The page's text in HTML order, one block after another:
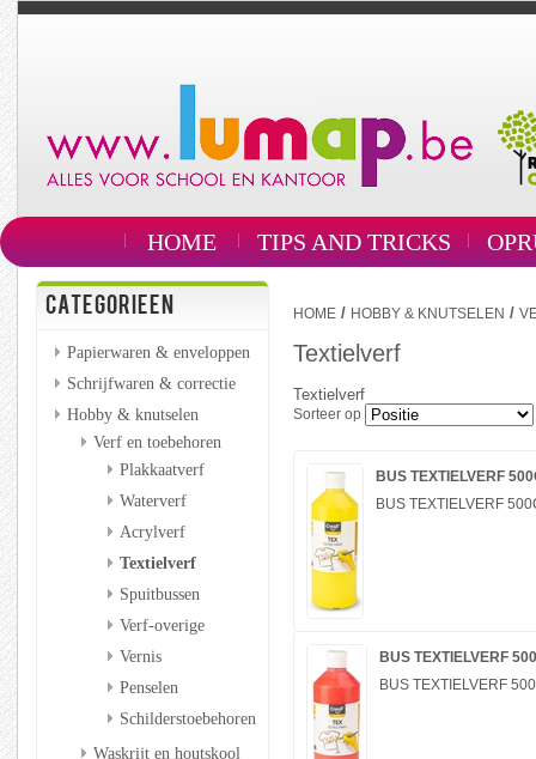
HOME TIPS AND TRICKS
CATEGORIEEN
Papierwaren & enveloppen
Schrijfwaren & correctie
Hobby & knutselen
Verf en toebehoren
Plakkaatverf
Waterverf
Acrylverf
Textielverf
Spuitbussen
Verf-overige
Vernis
Penselen
Schilderstoebehoren
Waskrijt en houtskool
HOME / HOBBY & KNUTSELEN /
Textielverf
Textielverf
Sorteer op
BUS TEXTIELVERF
BUS TEXTIELVERF
BUS TEXTIELVERF
BUS TEXTIELVERF